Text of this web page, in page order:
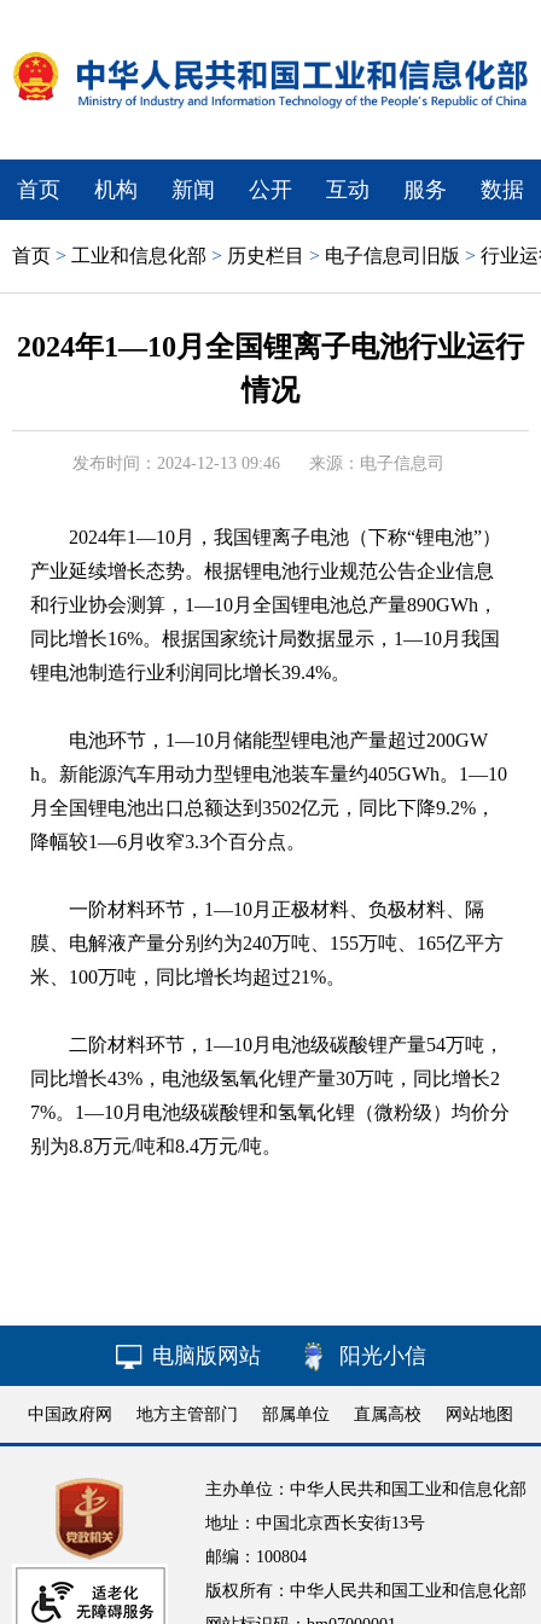
首页 机构 新闻 公开 互动 服务 数据
首页 > 工业和信息化部 > 历史栏目 > 电子信息司旧版 > 行业
2024年1—10月全国锂离子电池行业运行
情况
发布时间：2024-12-13 09:46 来源：电子信息司
2024年1—10月，我国锂离子电池（下称“锂电池”）
产业延续增长态势。根据锂电池行业规范公告企业信息
和行业协会测算，1—10月全国锂电池总产量890GWh，
同比增长16%。根据国家统计局数据显示，1—10月我国
锂电池制造行业利润同比增长39.4%。
电池环节，1—10月储能型锂电池产量超过200GW
h。新能源汽车用动力型锂电池装车量约405GWh。1—10
月全国锂电池出口总额达到3502亿元，同比下降9.2%，
降幅较1—6月收窄3.3个百分点。
一阶材料环节，1—10月正极材料、负极材料、隔
膜、电解液产量分别约为240万吨、155万吨、165亿平方
米、100万吨，同比增长均超过21%。
二阶材料环节，1—10月电池级碳酸锂产量54万吨，
同比增长43%，电池级氢氧化锂产量30万吨，同比增长2
7%。1—10月电池级碳酸锂和氢氧化锂（微粉级）均价分
别为8.8万元/吨和8.4万元/吨。
电脑版网站 阳光小信
中国政府网 地方主管部门 部属单位 直属高校 网站地图
主办单位：中华人民共和国工业和信息化部
地址：中国北京西长安街13号
邮编：100804
版权所有：中华人民共和国工业和信息化部